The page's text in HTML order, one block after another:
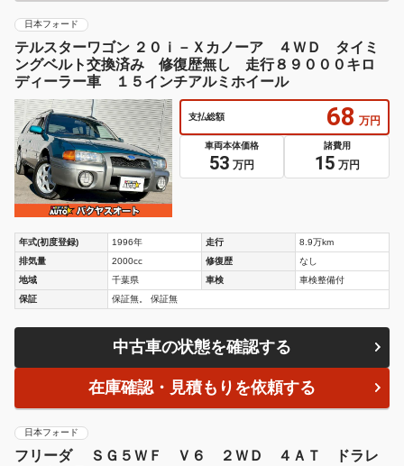
日本フォード
テルスターワゴン ２０ｉ－Ｘカノーア ４ＷＤ タイミ
ングベルト交換済み 修復歴無し 走行８９０００キロ
ディーラー車 １５インチアルミホイール
支払総額 68 万円
車両本体価格
53 万円
諸費用
15 万円
年式(初度登録) 1996年 走行
8.9万km
排気量
2000cc 修復歴
なし
地域
千葉県 車検
車検整備付
保証
保証無。 保証無
中古車の状態を確認する
在庫確認・見積もりを依頼する
日本フォード
フリーダ ＳＧ５ＷＦ Ｖ６ ２ＷＤ ４ＡＴ ドラレ